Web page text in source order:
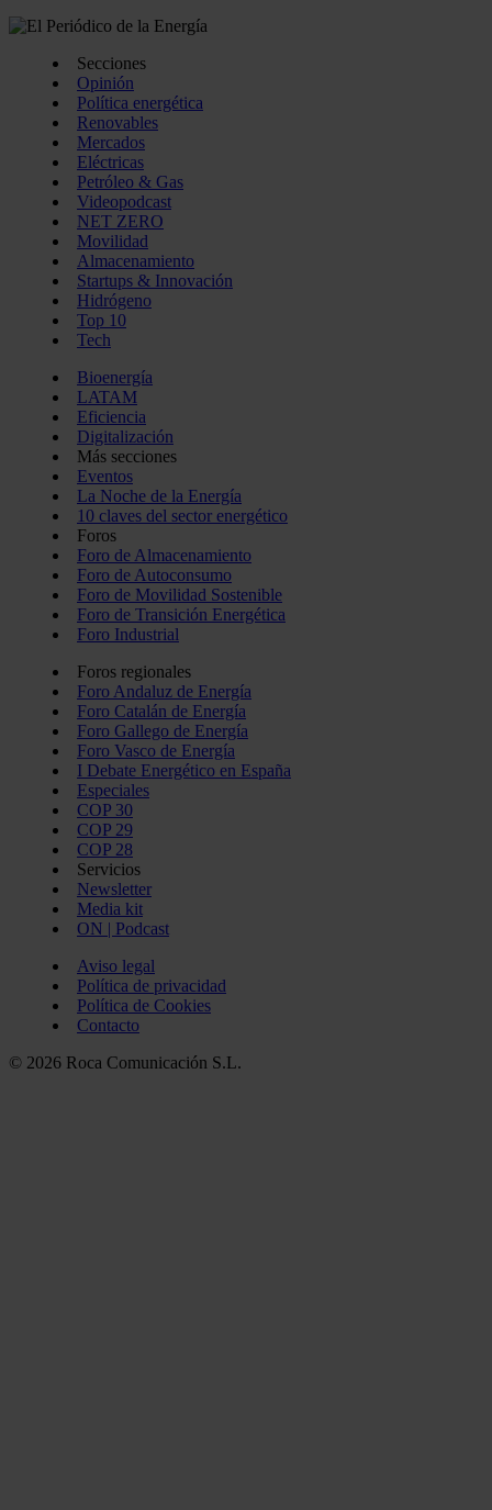
Secciones
Opinión
Política energética
Renovables
Mercados
Eléctricas
Petróleo & Gas
Videopodcast
NET ZERO
Movilidad
Almacenamiento
Startups & Innovación
Hidrógeno
Top 10
Tech
Bioenergía
LATAM
Eficiencia
Digitalización
Más secciones
Eventos
La Noche de la Energía
10 claves del sector energético
Foros
Foro de Almacenamiento
Foro de Autoconsumo
Foro de Movilidad Sostenible
Foro de Transición Energética
Foro Industrial
Foros regionales
Foro Andaluz de Energía
Foro Catalán de Energía
Foro Gallego de Energía
Foro Vasco de Energía
I Debate Energético en España
Especiales
COP 30
COP 29
COP 28
Servicios
Newsletter
Media kit
ON | Podcast
Aviso legal
Política de privacidad
Política de Cookies
Contacto
© 2026 Roca Comunicación S.L.